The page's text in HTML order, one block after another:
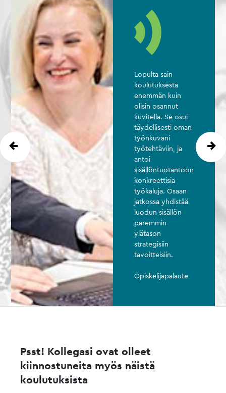
Lopulta sain
koulutuksesta
enemmän kuin
olisin osannut
kuvitella. Se osui
täydellisesti oman
työnkuvani
työtehtäviin, ja
antoi
sisällöntuotantoon
konkreettisia
työkaluja. Osaan
jatkossa yhdistää
luodun sisällön
paremmin
ylätason
strategisiin
tavoitteisiin.
Opiskelijapalaute
Psst! Kollegasi ovat olleet
kiinnostuneita myös näistä
koulutuksista